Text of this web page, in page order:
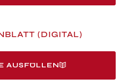
(DIGITAL)
AUSFÜLLEN